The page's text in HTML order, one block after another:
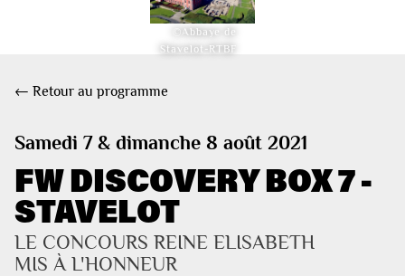
©Abbaye de
Stavelot-RTBF
← Retour au programme
Samedi 7 & dimanche 8 août 2021
FW DISCOVERY BOX 7 -
STAVELOT
LE CONCOURS REINE ELISABETH
MIS À L'HONNEUR